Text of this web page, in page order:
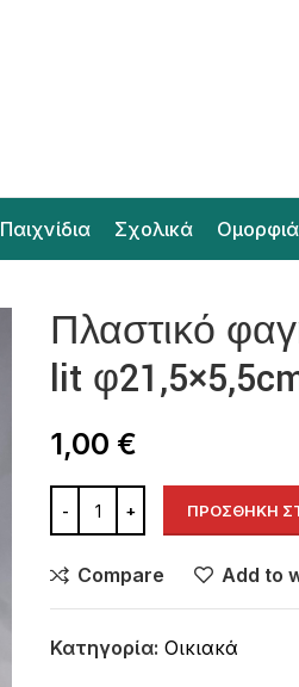
Παιχνίδια Σχολικά Ομορφιά
Πλαστικό
lit
1,00 €
ΠΡΟΣΘΉΚΗ
Compare Add to
Κατηγορία: Οικιακά